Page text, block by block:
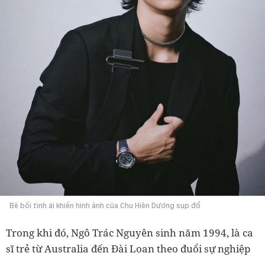
Bê bối tình ái khiến hình ảnh của Chu Hiên Dương sụp đổ
Trong khi đó, Ngô Trác Nguyên sinh năm 1994, là ca
sĩ trẻ từ Australia đến Đài Loan theo đuổi sự nghiệp